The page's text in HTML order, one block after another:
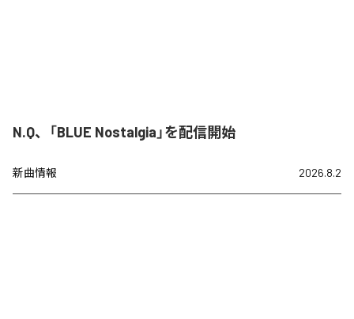
N.Q、「BLUE Nostalgia」を配信開始
新曲情報 2026.8.2